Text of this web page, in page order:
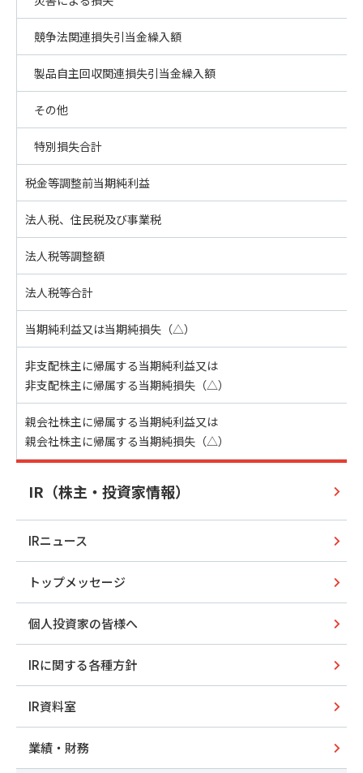
競争法関連損失引当金繰入額
製品自主回収関連損失引当金繰入額
その他
特別損失合計
税金等調整前当期純利益
法人税、住民税及び事業税
法人税等調整額
法人税等合計
当期純利益又は当期純損失（△）
非支配株主に帰属する当期純利益又は
非支配株主に帰属する当期純損失（△）
親会社株主に帰属する当期純利益又は
親会社株主に帰属する当期純損失（△）
IR（株主・投資家情報）
IRニュース
トップメッセージ
個人投資家の皆様へ
IRに関する各種方針
IR資料室
業績・財務